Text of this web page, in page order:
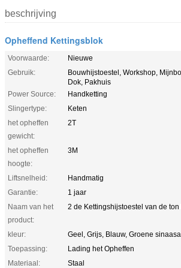
beschrijving
Opheffend Kettingsblok
Voorwaarde:
Nieuwe
Gebruik:
Bouwhijstoestel, Workshop,
Dok, Pakhuis
Power Source:
Handketting
Slingertype:
Keten
het opheffen
gewicht:
2T
het opheffen
hoogte:
3M
Liftsnelheid:
Handmatig
Garantie:
1 jaar
Naam van het
product:
2 de Kettingshijstoestel van de
kleur:
Geel, Grijs, Blauw, Groene
Toepassing:
Lading het Opheffen
Materiaal:
Staal